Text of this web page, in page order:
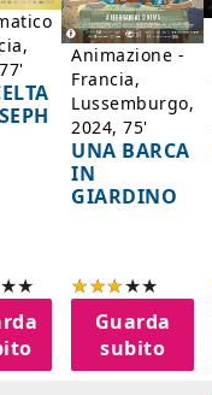
Animazione -
Francia,
Lussemburgo,
2024, 75'
UNA BARCA
IN
GIARDINO
Guarda
subito